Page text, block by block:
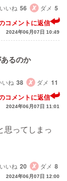
いいね 56 ダメ 5
コメントに返信
2024年06月07日 10:49
るのか
いね 38 ダメ 11
コメントに返信
2024年06月07日 11:01
思ってしまっ
いいね 20 ダメ 8
2024年06月07日 12:00